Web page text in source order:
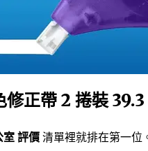
正帶 2 捲裝
室 評價清單裡就排在第一位